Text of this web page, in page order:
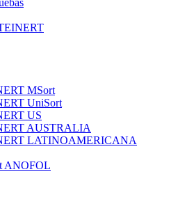
MSort
UniSort
US
AUSTRALIA
LATINOAMERICANA
ANOFOL